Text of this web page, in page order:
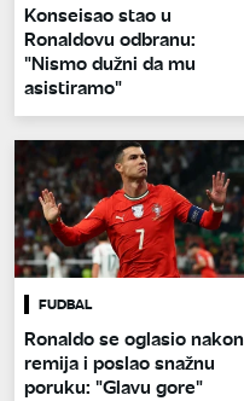
Konseisao stao u
Ronaldovu odbranu:
"Nismo dužni da mu
asistiramo"
FUDBAL
Ronaldo se oglasio nakon
remija i poslao snažnu
poruku: "Glavu gore"